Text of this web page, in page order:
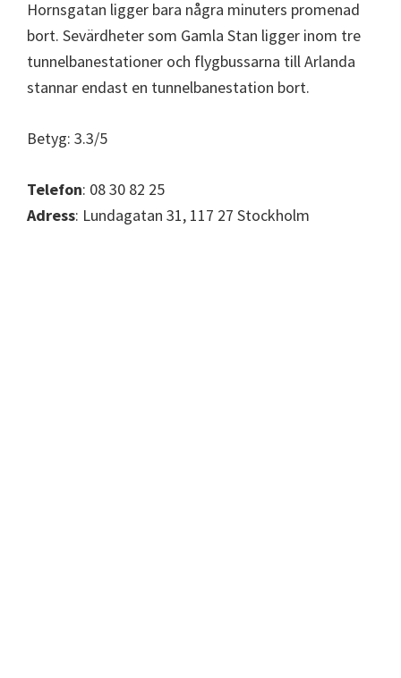
Hornsgatan ligger bara några minuters promenad
bort. Sevärdheter som Gamla Stan ligger inom tre
tunnelbanestationer och flygbussarna till Arlanda
stannar endast en tunnelbanestation bort.
Betyg: 3.3/5
Telefon: 08 30 82 25
Adress: Lundagatan 31, 117 27 Stockholm